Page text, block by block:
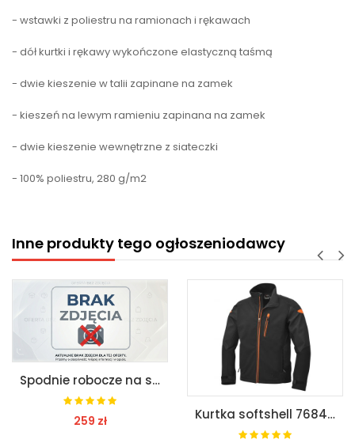
- wstawki z poliestru na ramionach i rękawach
- dół kurtki i rękawy wykończone elastyczną taśmą
- dwie kieszenie w talii zapinane na zamek
- kieszeń na lewym ramieniu zapinana na zamek
- dwie kieszenie wewnętrzne z siateczki
- 100% poliestru, 280 g/m2
Inne produkty tego ogłoszeniodawcy
Spodnie robocze na szelkach beta 7823 xxxl
259 zł Kurtka softshell 7684 czarna beta roz.s